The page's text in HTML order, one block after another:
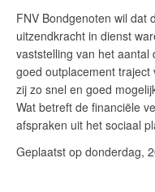
FNV Bondgenoten wil dat
uitzendkracht in dienst
vaststelling van het aantal
goed outplacement
zij zo snel en goed
Wat betreft de financiële
afspraken uit het sociaal
Geplaatst op donderdag,